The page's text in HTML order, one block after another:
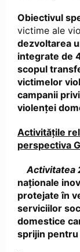
Obiectivul
victime ale
dezvoltarea
integrate de
scopul
victimelor
campanii
violenței
Activitățile
perspectiva
Activitatea
naționale
protejate în
serviciilor
domestice
sprijin pentru